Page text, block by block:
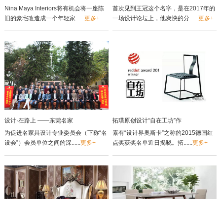
Nina Maya Interiors将有机会将一座陈
旧的豪宅改造成一个年轻家...... 更多+
首次见到王冠这个名字，是在2017年的
一场设计论坛上，他爽快的分......更多+
设计·在路上 ——东莞名家
为促进名家具设计专业委员会（下称“名
设会”）会员单位之间的深......更多+
拓璞原创设计“自在工坊”作
素有“设计界奥斯卡”之称的2015德国红
点奖获奖名单近日揭晓。拓......更多+